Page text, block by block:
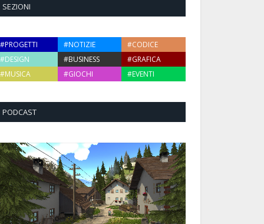
SEZIONI
#PROGETTI #NOTIZIE
#CODICE
#DESIGN
#BUSINESS
#GRAFICA
#MUSICA
#GIOCHI #EVENTI
PODCAST